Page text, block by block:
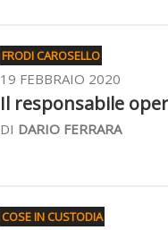
FRODI CAROSELLO
19 FEBBRAIO 2020
Il responsabile
DI DARIO FERRARA
COSE IN CUSTODIA